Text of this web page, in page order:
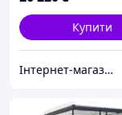
Купити
Інтернет-магазин дверей, сантехніки та меблів «Хутко»